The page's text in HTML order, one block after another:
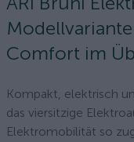
Comfort im
Kompakt, elektrisch
das viersitzige
Elektromobilität so